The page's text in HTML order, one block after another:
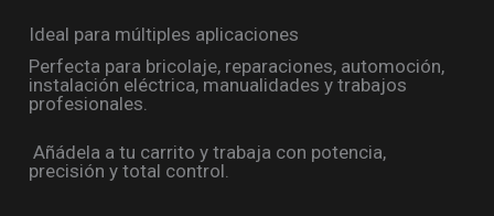
Ideal para múltiples aplicaciones
Perfecta para bricolaje, reparaciones, automoción,
instalación eléctrica, manualidades y trabajos
profesionales.
Añádela a tu carrito y trabaja con potencia,
precisión y total control.